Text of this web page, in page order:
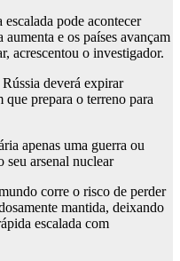
pode acontecer
e os países avançam
acrescentou o investigador.
deverá expirar
que prepara o terreno para
apenas uma guerra ou
seu arsenal nuclear
corre o risco de perder
mantida, deixando
escalada com